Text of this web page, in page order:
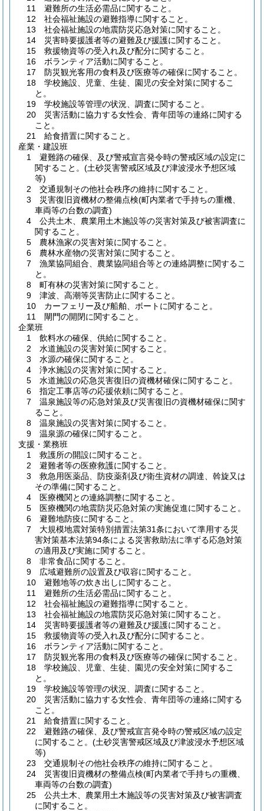
11 避難所の生活必需品に関すること。
12 社会福祉施設の避難指導に関すること。
13 社会福祉施設の地震防災応急対策に関すること。
14 災害時要援護者等の避難及び援護に関すること。
15 救援物資等の受入れ及び配分に関すること。
16 ボランティア活動に関すること。
17 防災観光客用の食料及び医療等の確保に関すること。
18 学校施設、児童、生徒、園児の安全対策に関するこ
と。
19 学校施設等管理の状況、調査に関すること。
20 災害活動に協力する女性会、青年団等の連絡に関する
こと。
21 給食措置に関すること。
産業・建設班
1 避難路の確保、及び警戒宣言発令時の警戒区域の設定に
関すること。(土砂災害警戒区域及び津波浸水予想区域
等)
2 交通規制その他社会秩序の維持に関すること。
3 災害復旧資機材の整備点検(町内業者で手持ちの重機、
車両等の台数の調査)
4 公共土木、農業用土木施設等の災害対策及び被害調査に
関すること。
5 農林漁家の災害対策に関すること。
6 農林水産物の災害対策に関すること。
7 漁業協同組合、農業協同組合等との連絡調整に関するこ
と。
8 町有林の災害対策に関すること。
9 津波、高潮等災害防止に関すること。
10 カーフェリー及び船舶、ボートに関すること。
11 閘門の開閉に関すること。
企業班
1 飲料水の確保、供給に関すること。
2 水道施設の災害対策に関すること。
3 水源の確保に関すること。
4 浄水施設の災害対策に関すること。
5 水道施設の応急災害復旧の資機材確保に関すること。
6 指定工事店等の応援依頼に関すること。
7 温泉施設等の応急対策及び災害復旧の資機材確保に関す
ること。
8 温泉施設の災害対策に関すること。
9 温泉源の確保に関すること。
支援・業務班
1 救護所の開設に関すること。
2 避難者等の医療救護に関すること。
3 救急用医薬品、防疫薬剤及び衛生資材の調達、斡旋又は
その準備に関すること。
4 医療機関との連絡調整に関すること。
5 医療機関の地震防災応急対策の実施促進に関すること。
6 避難地防疫に関すること。
7 大規模地震対策特別措置法第31条において準用する災
害対策基本法第94条による災害救助法に準ずる応急対策
の適用及び実施に関すること。
8 非常食品に関すること。
9 広域避難所の設置及び収容に関すること。
10 避難地等の炊き出しに関すること。
11 避難所の生活必需品に関すること。
12 社会福祉施設の避難指導に関すること。
13 社会福祉施設の地震防災応急対策に関すること。
14 災害時要援護者等の避難及び援護に関すること。
15 救援物資等の受入れ及び配分に関すること。
16 ボランティア活動に関すること。
17 防災観光客用の食料及び医療等の確保に関すること。
18 学校施設、児童、生徒、園児の安全対策に関するこ
と。
19 学校施設等管理の状況、調査に関すること。
20 災害活動に協力する女性会、青年団等の連絡に関する
こと。
21 給食措置に関すること。
22 避難路の確保、及び警戒宣言発令時の警戒区域の設定
に関すること。(土砂災害警戒区域及び津波浸水予想区域
等)
23 交通規制その他社会秩序の維持に関すること。
24 災害復旧資機材の整備点検(町内業者で手持ちの重機、
車両等の台数の調査)
25 公共土木、農業用土木施設等の災害対策及び被害調査
に関すること。